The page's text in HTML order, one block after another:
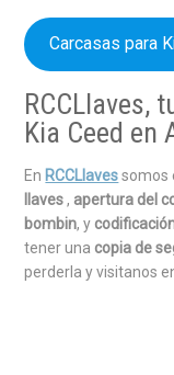
Carcasas para
RCCLlaves,
Kia Ceed en
En RCCLlavessomos
llaves, apertura del
bombin, y
tener una copia de
perderla y visitanos